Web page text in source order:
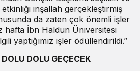
inşallah gerçekleştirmiş
da zaten çok önemli işler
hafta İbn Haldun Üniversitesi
yaptığımız işler ödüllendirildi.”
DOLU GEÇECEK